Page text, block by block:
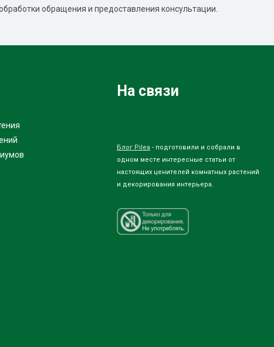
обращения и предоставления консультации.
На связи
Блог Pilea - подготовили и собрали в
одном месте интересные статьи от
настоящих ценителей комнатных растений
и декорирования интерьера.